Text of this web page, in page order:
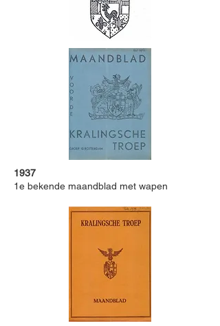
1937
1e bekende maandblad met wapen